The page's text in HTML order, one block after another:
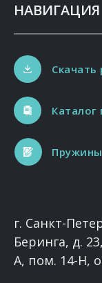
НАВИГАЦИЯ
Каталог
Скачать
г. Санкт-
Беринга, д.
А, пом. 14-Н,